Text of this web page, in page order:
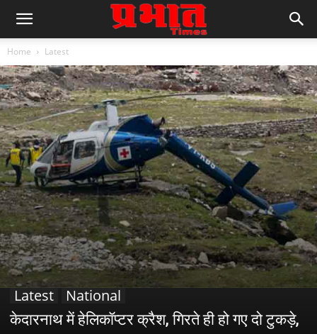
Home Latest
Latest National
केदारनाथ में हेलिकॉप्टर क्रैश, गिरते ही हो गए दो टुकड़े,